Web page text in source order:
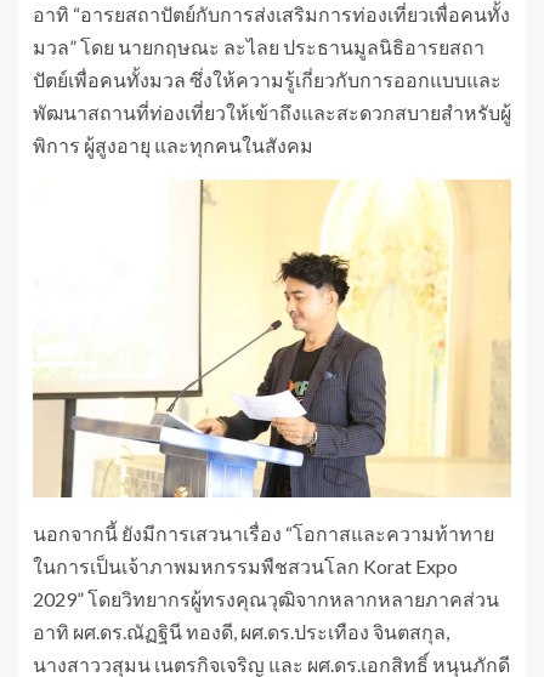
อาทิ “อารยสถาปัตย์กับการส่งเสริมการท่องเที่ยวเพื่อคนทั้ง
มวล” โดย นายกฤษณะ ละไลย ประธานมูลนิธิอารยสถา
ปัตย์เพื่อคนทั้งมวล ซึ่งให้ความรู้เกี่ยวกับการออกแบบและ
พัฒนาสถานที่ท่องเที่ยวให้เข้าถึงและสะดวกสบายสำหรับผู้
พิการ ผู้สูงอายุ และทุกคนในสังคม
นอกจากนี้ ยังมีการเสวนาเรื่อง “โอกาสและความท้าทาย
ในการเป็นเจ้าภาพมหกรรมพืชสวนโลก Korat Expo
2029” โดยวิทยากรผู้ทรงคุณวุฒิจากหลากหลายภาคส่วน
อาทิ ผศ.ดร.ณัฏฐินี ทองดี, ผศ.ดร.ประเทือง จินตสกุล,
นางสาววสุมน เนตรกิจเจริญ และ ผศ.ดร.เอกสิทธิ์ หนุนภักดี